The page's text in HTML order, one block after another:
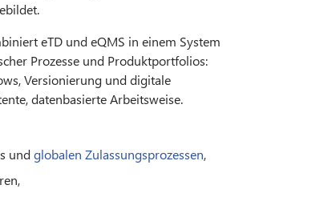
eTD und eQMS in einem System
Prozesse und Produktportfolios:
Versionierung und digitale
datenbasierte Arbeitsweise.
undglobalen Zulassungsprozessen,